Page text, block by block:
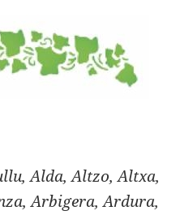
Alda, Altzo, Altxa,
Arbigera, Ardura,